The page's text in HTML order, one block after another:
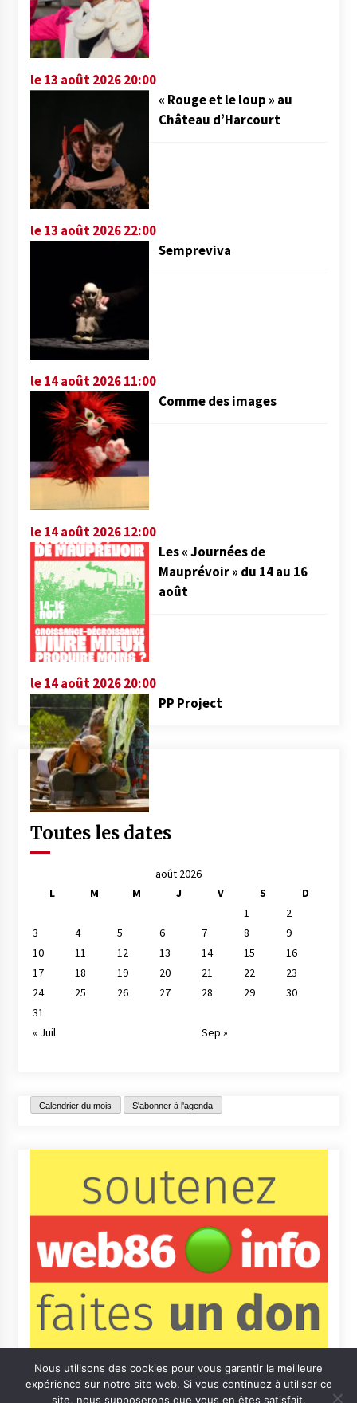
le 13 août 2026 20:00
« Rouge et le loup » au
Château d’Harcourt
le 13 août 2026 22:00
Sempreviva
le 14 août 2026 11:00
Comme des images
le 14 août 2026 12:00
Les « Journées de
Mauprévoir » du 14 au 16
août
le 14 août 2026 20:00
PP Project
Toutes les dates
août 2026
L
M M J V S
D
1
2
3
4 5 6 7 8
9
10
11 12 13 14 15
16
17
18 19 20 21 22
23
24
25 26 27 28 29
30
31
« Juil
Sep »
Calendrier du mois S'abonner à l'agenda
Nous utilisons des cookies pour vous garantir la meilleure
expérience sur notre site web. Si vous continuez à utiliser ce
site, nous supposerons que vous en êtes satisfait.